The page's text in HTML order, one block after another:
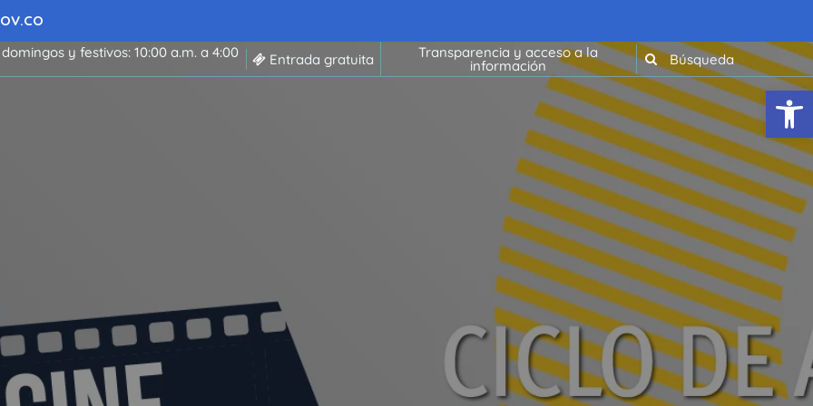
Abrir
y festivos: 10:00 a.m. a 4:00
Entrada gratuita Transparencia y acceso a la
información